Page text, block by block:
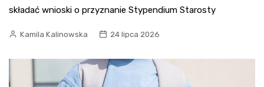
składać wnioski o przyznanie Stypendium Starosty
Kamila Kalinowska 24 lipca 2026